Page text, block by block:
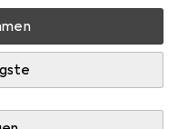
verfügbar